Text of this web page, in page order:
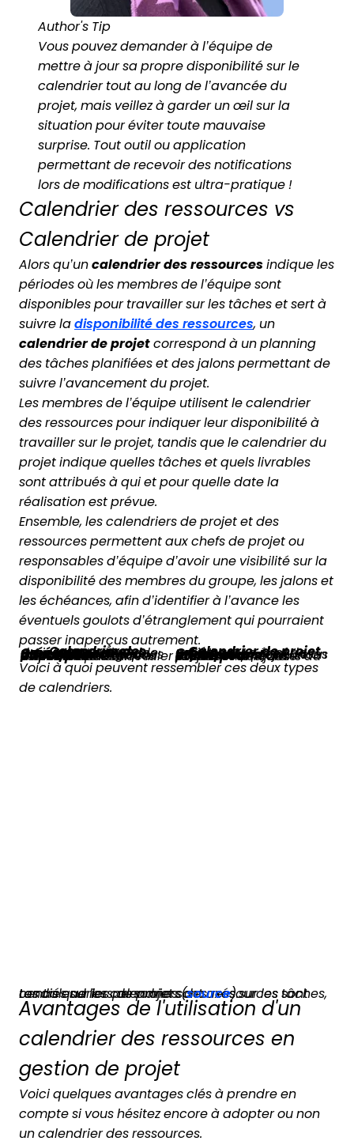
Author's Tip
Vous pouvez demander à l’équipe de
mettre à jour sa propre disponibilité sur le
calendrier tout au long de l’avancée du
projet, mais veillez à garder un œil sur la
situation pour éviter toute mauvaise
surprise. Tout outil ou application
permettant de recevoir des notifications
lors de modifications est ultra-pratique !
Calendrier des ressources vs
Calendrier de projet
Alors qu’un calendrier des ressources indique les
périodes où les membres de l’équipe sont
disponibles pour travailler sur les tâches et sert à
suivre la disponibilité des ressources, un
calendrier de projet correspond à un planning
des tâches planifiées et des jalons permettant de
suivre l’avancement du projet.
Les membres de l’équipe utilisent le calendrier
des ressources pour indiquer leur disponibilité à
travailler sur le projet, tandis que le calendrier du
projet indique quelles tâches et quels livrables
sont attribués à qui et pour quelle date la
réalisation est prévue.
Ensemble, les calendriers de projet et des
ressources permettent aux chefs de projet ou
responsables d’équipe d’avoir une visibilité sur la
disponibilité des membres du groupe, les jalons et
les échéances, afin d’identifier à l’avance les
éventuels goulots d’étranglement qui pourraient
passer inaperçus autrement.
Calendrier des ressources
Calendrier de projet
Créé par
: Le chef de projet ou responsable des ressources Créé par :
Le chef de projet
Informations principales
: Temps disponible, congés, vacances et absences Informations principales
: Échéances et jalons du projet, selon le plan de projet
Utilisé pour
: Suivre la disponibilité des membres pour travailler sur les tâches Utilisé pour
: Suivre l’avancement des tâches et des jalons du projet
Voici à quoi peuvent ressembler ces deux types
de calendriers.
Les calendriers de projet sont axés sur les tâches, tandis que les calendriers des ressources sont centrés sur les personnes (source).
Avantages de l'utilisation d'un
calendrier des ressources en
gestion de projet
Voici quelques avantages clés à prendre en
compte si vous hésitez encore à adopter ou non
un calendrier des ressources.